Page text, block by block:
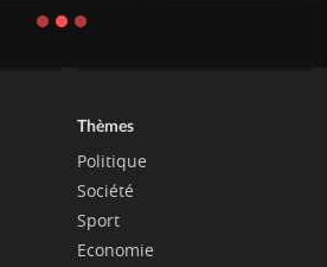
Thèmes
Politique
Société
Sport
Economie